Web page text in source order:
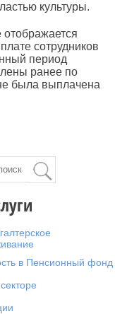
культуры.
сотрудников
период
ранее по
была выплачена
в Пенсионный фонд